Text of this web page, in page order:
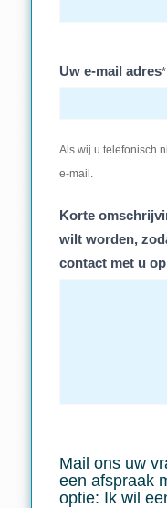
Uw e-mail adres*
Als wij u telefonisch
e-mail.
Korte
wilt worden,
contact met u
Mail ons uw
een afspraak
optie: Ik wil